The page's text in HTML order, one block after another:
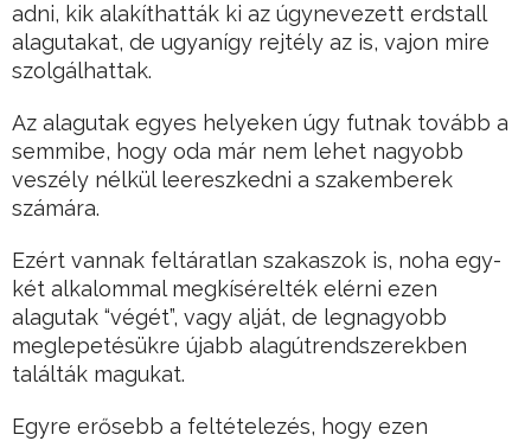
adni, kik alakíthatták ki az úgynevezett erdstall
alagutakat, de ugyanígy rejtély az is, vajon mire
szolgálhattak.
Az alagutak egyes helyeken úgy futnak tovább a
semmibe, hogy oda már nem lehet nagyobb
veszély nélkül leereszkedni a szakemberek
számára.
Ezért vannak feltáratlan szakaszok is, noha egy-
két alkalommal megkísérelték elérni ezen
alagutak “végét”, vagy alját, de legnagyobb
meglepetésükre újabb alagútrendszerekben
találták magukat.
Egyre erősebb a feltételezés, hogy ezen